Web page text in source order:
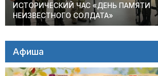
ИСТОРИЧЕСКИЙ ЧАС «ДЕНЬ ПАМЯТИ
НЕИЗВЕСТНОГО СОЛДАТА»
Афиша